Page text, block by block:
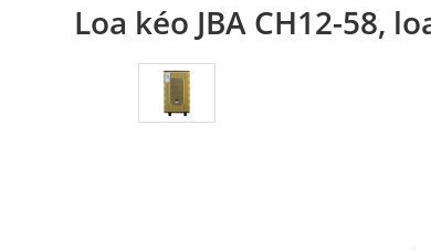
Loa kéo JBA CH12-58,